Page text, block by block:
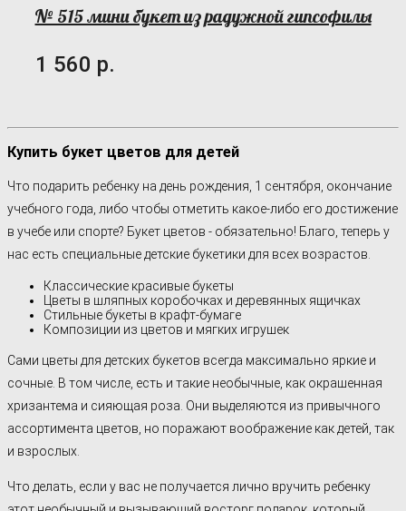
№ 515 мини букет из радужной гипсофилы
1 560 р.
Купить букет цветов для детей
Что подарить ребенку на день рождения, 1 сентября, окончание
учебного года, либо чтобы отметить какое-либо его достижение
в учебе или спорте? Букет цветов - обязательно! Благо, теперь у
нас есть специальные детские букетики для всех возрастов.
Классические красивые букеты
Цветы в шляпных коробочках и деревянных ящичках
Стильные букеты в крафт-бумаге
Композиции из цветов и мягких игрушек
Сами цветы для детских букетов всегда максимально яркие и
сочные. В том числе, есть и такие необычные, как окрашенная
хризантема и сияющая роза. Они выделяются из привычного
ассортимента цветов, но поражают воображение как детей, так
и взрослых.
Что делать, если у вас не получается лично вручить ребенку